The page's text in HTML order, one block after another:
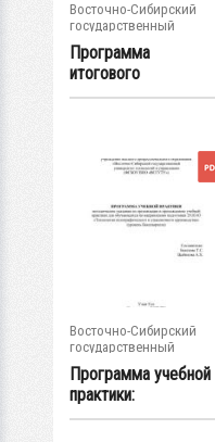
Восточно-Сибирский
государственный
университет...
Программа
итогового
междисциплинарног
Восточно-Сибирский
государственный
университет...
Программа учебной
практики:
методические